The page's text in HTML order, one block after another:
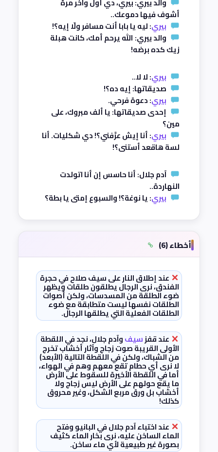
أشوف فيها دموعك..
بيري: ليه يا بابا أنت مسافر ولّا إيه؟!
والد بيري: الله يرحم أمك، كانت هبلة
زيك كده برضه!
بيري: لا لا..
صديقاتها: إيه ده؟!
بيري: دعوة فرحي.
إحدى صديقاتها: يا ألف مبروك، على
مين؟
بيري: أنا إيش عرَّفني؟! دي شكليات. أنا
لسة هاقعد أستنى؟!
آدم جلال: أنا حاسس إن أنا اتولدت
النهاردة..
بيري: يا نوغة؟! والسبوع إمتى يا بطة؟
أخطاء (6)
عند إطلاق النار على سيف صلاح في حجرة
الفندق، نرى الرجال يطلقون طلقات ويظهر
ضوء الطلقة من المسدسات، ولكن أصوات
الطلقات نفسها ليست متطابقة مع ضوء
الطلقات الفعلية التي يطلقها الرجال.
عند قفزسيفوآدم جلال، نجد في اللقطة
الأولى القريبة صوت زجاج وآثار أخشاب تخرج
من الشباك، ولكن في اللقطة التالية (الأبعد)
لا نرى أي حطام تقع معهم وهم في الهواء،
أما في اللقطة الأخيرة للسقوط على الأرض
ما يقع حولهم على الأرض ليس زجاج ولا
أخشاب بل ورق مربع الشكل، وغير محروق
كذلك!
عند اختباء آدم جلال في البانيو وفتح
الماء الساخن عليه، نرى بخار الماء كثيف
بصورة غير طبيعية لأي ماء ساخن.